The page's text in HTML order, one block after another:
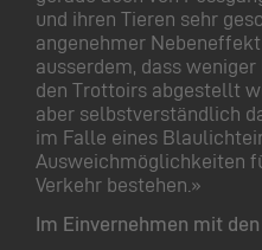
und ihren Tieren sehr
angenehmer
ausserdem, dass
den Trottoirs abgestellt
aber selbstverständlich
im Falle eines
Ausweichmöglichkeiten
Verkehr bestehen.»
Im Einvernehmen mit